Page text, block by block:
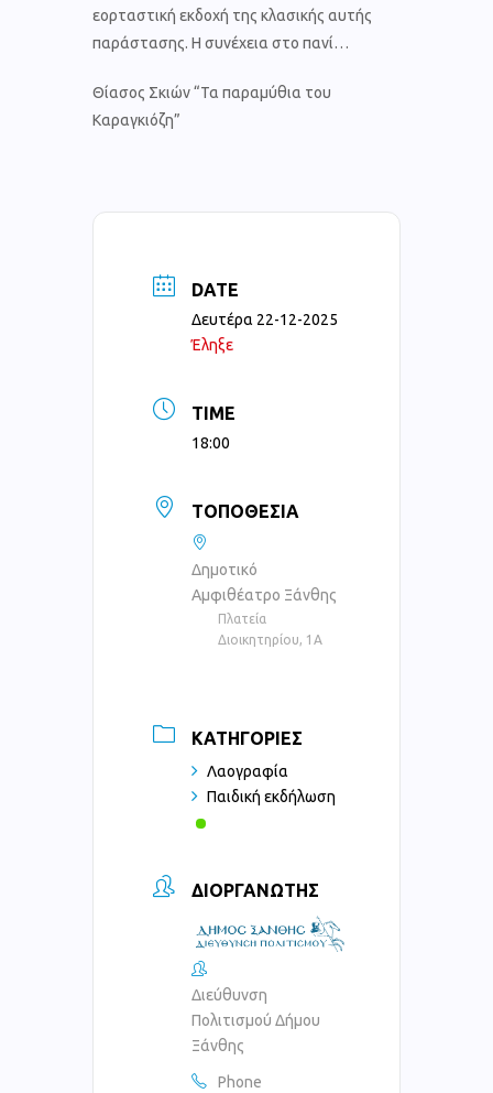
εορταστική εκδοχή της κλασικής αυτής
παράστασης. Η συνέχεια στο πανί…
Θίασος Σκιών “Τα παραμύθια του
Καραγκιόζη”
DATE
Δευτέρα 22-12-2025
Έληξε
TIME
18:00
ΤΟΠΟΘΕΣΊΑ
Δημοτικό
Αμφιθέατρο Ξάνθης
Πλατεία
Διοικητηρίου, 1Α
ΚΑΤΗΓΟΡΊΕΣ
Λαογραφία
Παιδική εκδήλωση
ΔΙΟΡΓΑΝΩΤΉΣ
Διεύθυνση
Πολιτισμού Δήμου
Ξάνθης
Phone